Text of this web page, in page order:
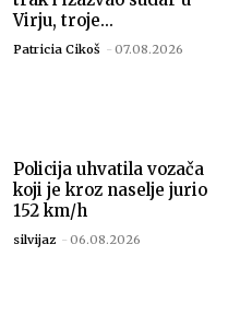
Virju, troje...
Patricia Cikoš - 07.08.2026
Policija uhvatila vozača
koji je kroz naselje jurio
152 km/h
silvijaz - 06.08.2026